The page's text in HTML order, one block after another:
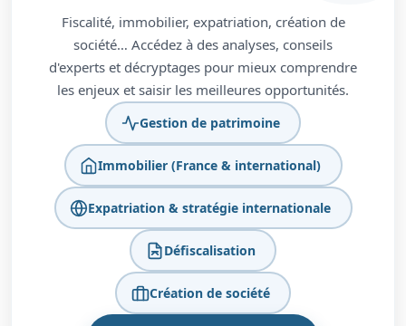
Fiscalité, immobilier, expatriation, création de
société… Accédez à des analyses, conseils
d'experts et décryptages pour mieux comprendre
les enjeux et saisir les meilleures opportunités.
Gestion de patrimoine
Immobilier (France & international)
Expatriation & stratégie internationale
Défiscalisation
Création de société